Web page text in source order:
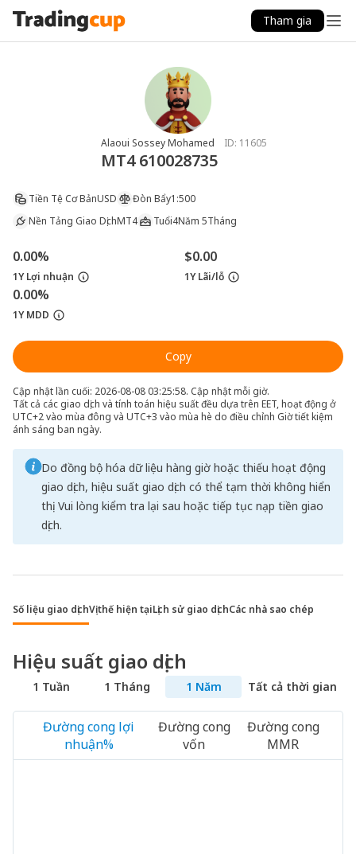
Tham gia
Alaoui Sossey Mohamed ID: 11605
MT4 610028735
Tiền Tệ Cơ BảnUSD Đòn Bẩy1:500
Nền Tảng Giao DịchMT4 Tuổi4Năm 5Tháng
0.00%
1Y Lợi nhuận
$0.00
1Y Lãi/lỗ
0.00%
1Y MDD
Copy
Cập nhật lần cuối: 2026-08-08 03:25:58. Cập nhật mỗi giờ.
Tất cả các giao dịch và tính toán hiệu suất đều dựa trên EET, hoạt động ở
UTC+2 vào mùa đông và UTC+3 vào mùa hè do điều chỉnh Giờ tiết kiệm
ánh sáng ban ngày.
Do đồng bộ hóa dữ liệu hàng giờ hoặc thiếu hoạt động
giao dịch, hiệu suất giao dịch có thể tạm thời không hiển
thị. Vui lòng kiểm tra lại sau hoặc tiếp tục nạp tiền giao
dịch.
Số liệu giao dịchVị thế hiện tạiLịch sử giao dịchCác nhà sao chép
Hiệu suất giao dịch
1 Tuần 1 Tháng 1 Năm Tất cả thời gian
Đường cong lợi
nhuận%
Đường cong
vốn
Đường cong
MMR